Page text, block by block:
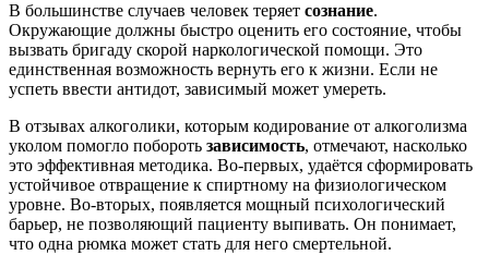
В большинстве случаев человек теряет сознание.
Окружающие должны быстро оценить его состояние, чтобы
вызвать бригаду скорой наркологической помощи. Это
единственная возможность вернуть его к жизни. Если не
успеть ввести антидот, зависимый может умереть.
В отзывах алкоголики, которым кодирование от алкоголизма
уколом помогло побороть зависимость, отмечают, насколько
это эффективная методика. Во-первых, удаётся сформировать
устойчивое отвращение к спиртному на физиологическом
уровне. Во-вторых, появляется мощный психологический
барьер, не позволяющий пациенту выпивать. Он понимает,
что одна рюмка может стать для него смертельной.